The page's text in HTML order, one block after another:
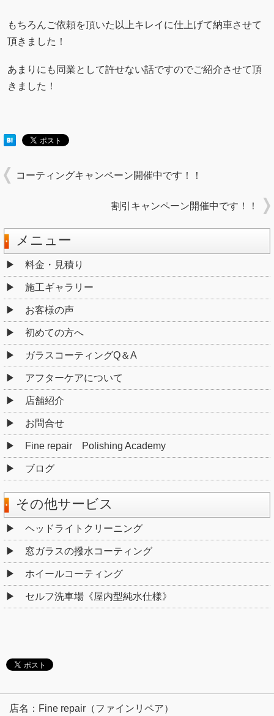
もちろんご依頼を頂いた以上キレイに仕上げて納車させて
頂きました！
あまりにも同業として許せない話ですのでご紹介させて頂
きました！
コーティングキャンペーン開催中です！！
割引キャンペーン開催中です！！
メニュー
料金・見積り
施工ギャラリー
お客様の声
初めての方へ
ガラスコーティングQ＆A
アフターケアについて
店舗紹介
お問合せ
Fine repair Polishing Academy
ブログ
その他サービス
ヘッドライトクリーニング
窓ガラスの撥水コーティング
ホイールコーティング
セルフ洗車場《屋内型純水仕様》
店名：Fine repair（ファインリペア）